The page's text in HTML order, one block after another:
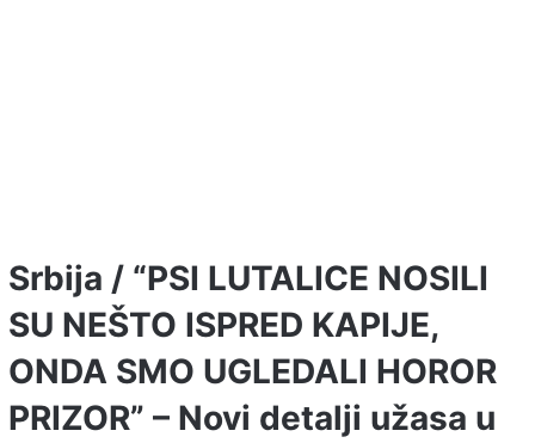
Srbija / “PSI LUTALICE NOSILI
SU NEŠTO ISPRED KAPIJE,
ONDA SMO UGLEDALI HOROR
PRIZOR” – Novi detalji užasa u